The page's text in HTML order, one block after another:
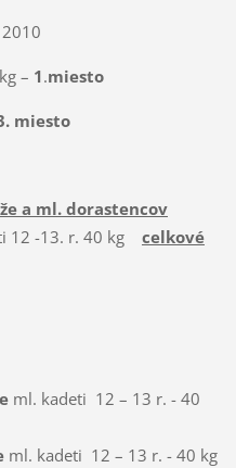
2010
– 1.miesto
miesto
a ml. dorastencov
12 -13. r. 40 kg
celkové
ml. kadeti 12 – 13 r. - 40
ml. kadeti 12 – 13 r. - 40 kg